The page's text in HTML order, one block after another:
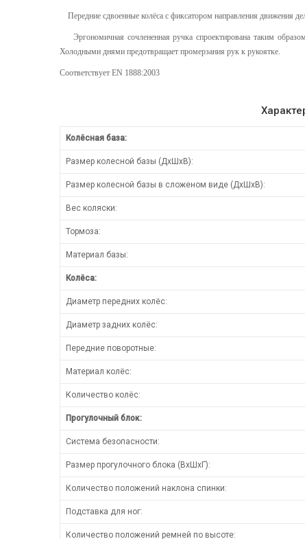
Передние сдвоенные колёса с фиксатором направления движения
Эргономичная сочлененная ручка спроектирована таким
Холодными днями предотвращает промерзания рук к рукоятке.
Соответствует EN 1888:2003
Колёсная база:
Размер колесной базы (ДхШхВ):
Размер колесной базы в сложеном виде (ДхШхВ):
Вес коляски:
Тормоза:
Материал базы:
Колёса:
Диаметр передних колёс:
Диаметр задних колёс:
Передние поворотные:
Материал колёс:
Количество колёс:
Прогулочный блок:
Система безопасности:
Размер прогулочного блока (ВхШхГ):
Количество положений наклона спинки:
Подставка для ног:
Количество положений ремней по высоте: